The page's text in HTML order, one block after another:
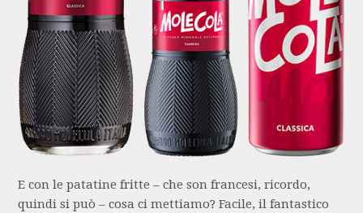
E con le patatine fritte – che son francesi, ricordo,
quindi si può – cosa ci mettiamo? Facile, il fantastico